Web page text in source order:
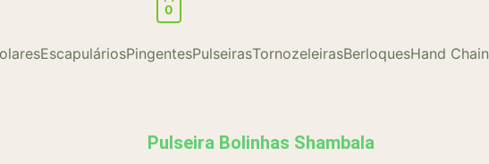
0
EscapuláriosPingentesPulseirasTornozeleirasBerloquesHand Chain
Pulseira Bolinhas Shambala